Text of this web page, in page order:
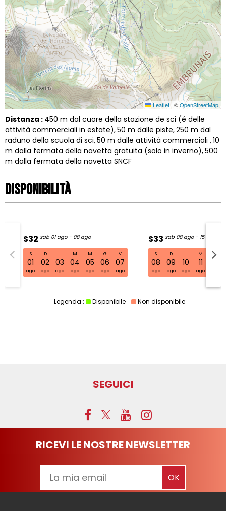
Leaflet | ©OpenStreetMap
Distanza : 450 m dal cuore della stazione de sci (é delle
attività commerciali in estate) 50 m dalle piste 250 m dal
raduno della scuola di sci 50 m dalle attività commerciali 10
m dalla fermata della navetta gratuita (solo in inverno) 500
m dalla fermata della navetta SNCF
Disponibilità
S32 sab 01 ago - 08 ago
S
01
ago
D
02
ago
L
03
ago
M
04
ago
M
05
ago
G
06
ago
V
07
ago
S33 sab 08 ago - 15 ago
S
08
ago
D
09
ago
L
10
ago
M
11
ago
M
12
S32 sab 01 ago - 08 ago
Legenda : Disponibile Non disponibile
SEGUICI
RICEVI LE NOSTRE NEWSLETTER